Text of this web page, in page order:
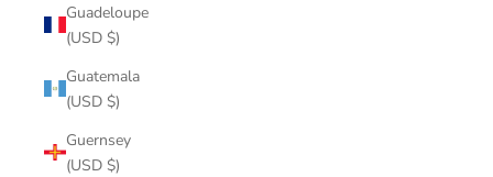
Guadeloupe
(USD $)
Guatemala
(USD $)
Guernsey
(USD $)